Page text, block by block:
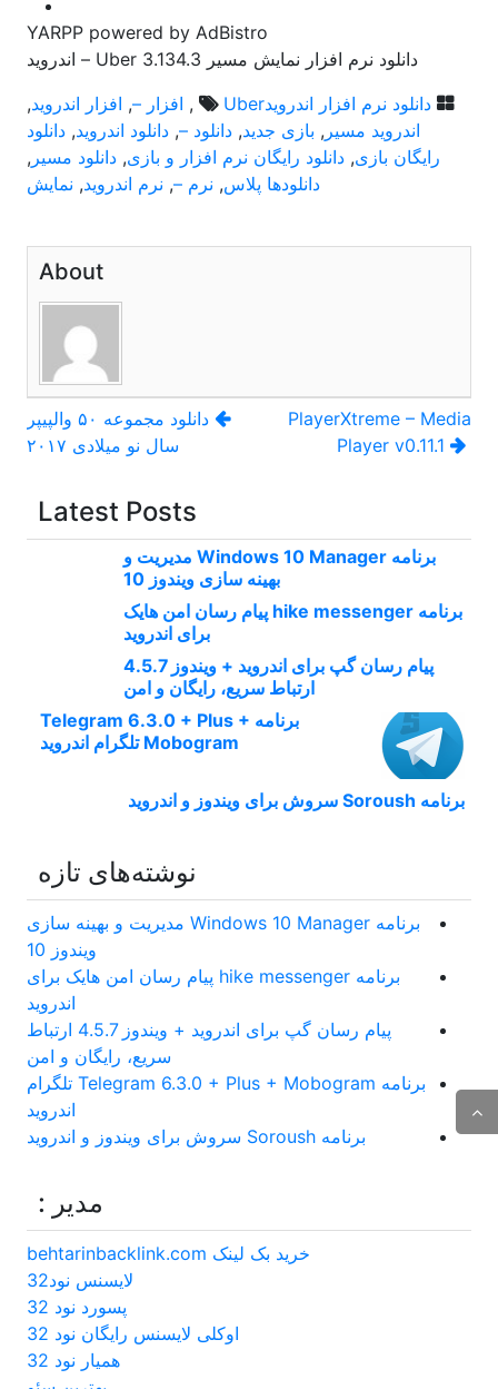
YARPP powered by AdBistro
دانلود نرم افزار نمایش مسیر Uber 3.134.3 – اندروید
دانلود نرم افزار اندرویدUber
, افزار –, افزار اندروید,
اندروید مسیر , بازی جدید,دانلود –,دانلود اندروید,دانلود
رایگان بازی,دانلود رایگان نرم افزار و بازی,دانلود مسیر ,
دانلودها پلاس, نرم –, نرم اندروید, نمایش
About
راهبری
نوشته
دانلود مجموعه ۵۰ والپیپر
سال نو میلادی ۲۰۱۷
PlayerXtreme – Media
Player v0.11.1
Latest Posts
برنامه Windows 10 Manager مدیریت و
بهینه سازی ویندوز 10
برنامه hike messenger پیام‌ رسان‌ امن هایک
برای اندروید
پیام رسان گپ برای اندروید + ویندوز 4.5.7
ارتباط سریع، رایگان و امن
برنامه Telegram 6.3.0 + Plus +
Mobogram تلگرام اندروید
برنامه Soroush سروش برای ویندوز و اندروید
نوشته‌های تازه
برنامه Windows 10 Manager مدیریت و بهینه سازی
ویندوز 10
برنامه hike messenger پیام‌ رسان‌ امن هایک برای
اندروید
پیام رسان گپ برای اندروید + ویندوز 4.5.7 ارتباط
سریع، رایگان و امن
برنامه Telegram 6.3.0 + Plus + Mobogram تلگرام
اندروید
برنامه Soroush سروش برای ویندوز و اندروید
مدیر :
خرید بک لینک behtarinbacklink.com
لایسنس نود32
پسورد نود 32
اوکلی لایسنس رایگان نود 32
همیار نود 32